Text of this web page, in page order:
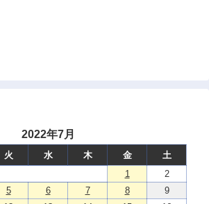
2022年7月
火 水 木 金
土
1
2
5 6 7 8
9